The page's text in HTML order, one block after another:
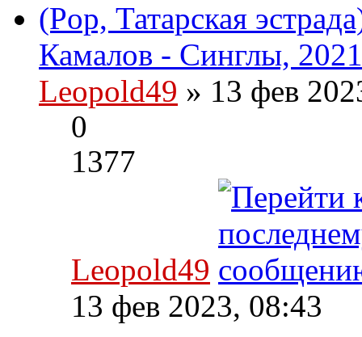
(Pop, Татарская
Камалов - Синглы,
Leopold49 » 13 фев
0
1377
Leopold49
13 фев 2023, 08:43